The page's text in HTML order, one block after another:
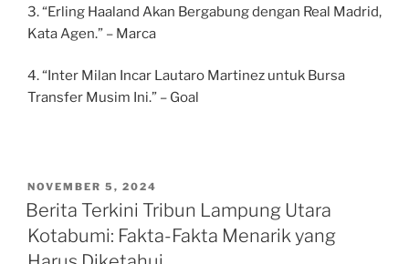
3. “Erling Haaland Akan Bergabung dengan Real Madrid,
Kata Agen.” – Marca
4. “Inter Milan Incar Lautaro Martinez untuk Bursa
Transfer Musim Ini.” – Goal
POSTED
ON
NOVEMBER 5, 2024
Berita Terkini Tribun Lampung Utara
Kotabumi: Fakta-Fakta Menarik yang